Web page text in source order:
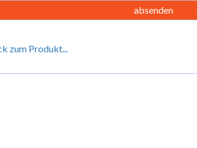
zum Produkt...